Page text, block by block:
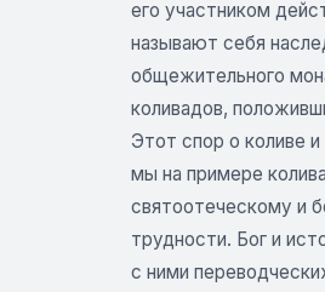
его участником
называют себя
общежительного
коливадов,
Этот спор о коливе
мы на примере
святоотеческому и
трудности. Бог и
с ними